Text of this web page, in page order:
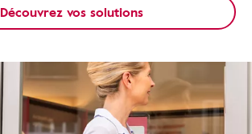
Découvrez vos solutions